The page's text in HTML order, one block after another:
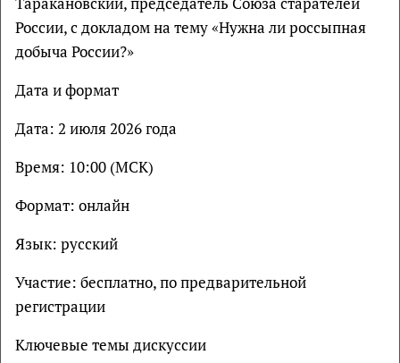
России, с докладом на тему «Нужна ли россыпная
добыча России?»
Дата и формат
Дата: 2 июля 2026 года
Время: 10:00 (МСК)
Формат: онлайн
Язык: русский
Участие: бесплатно, по предварительной
регистрации
Ключевые темы дискуссии